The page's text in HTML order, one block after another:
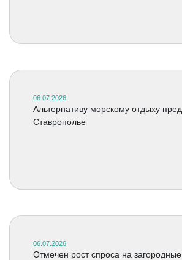
06.07.2026
Альтернативу морскому отдыху
Ставрополье
06.07.2026
Отмечен рост спроса на